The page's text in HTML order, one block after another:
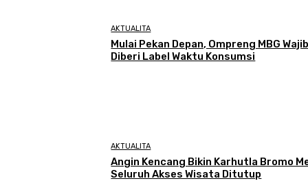
AKTUALITA
Mulai Pekan Depan, Ompreng MBG
Diberi Label Waktu Konsumsi
AKTUALITA
Angin Kencang Bikin Karhutla Bromo
Seluruh Akses Wisata Ditutup